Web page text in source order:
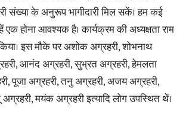
संख्या के अनुरूप भागीदारी मिल सकें। हम कई
एक होना आवश्यक है। कार्यक्रम की अध्यक्षता राम
इस मौके पर अशोक अग्रहरी, शोभनाथ
आनंद अग्रहरी, सुभ्रत अग्रहरी, हेमलता
पूजा अग्रहरी, तनु अग्रहरी, अजय अग्रहरी,
मयंक अग्रहरी इत्यादि लोग उपस्थित थें।